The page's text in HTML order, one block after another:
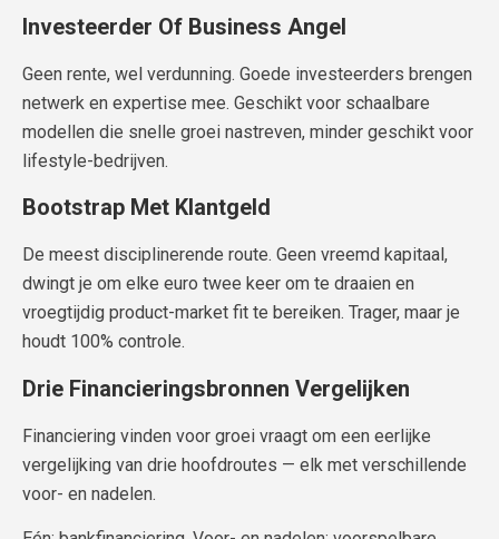
Investeerder Of Business Angel
Geen rente, wel verdunning. Goede investeerders brengen
netwerk en expertise mee. Geschikt voor schaalbare
modellen die snelle groei nastreven, minder geschikt voor
lifestyle-bedrijven.
Bootstrap Met Klantgeld
De meest disciplinerende route. Geen vreemd kapitaal,
dwingt je om elke euro twee keer om te draaien en
vroegtijdig product-market fit te bereiken. Trager, maar je
houdt 100% controle.
Drie Financieringsbronnen Vergelijken
Financiering vinden voor groei vraagt om een eerlijke
vergelijking van drie hoofdroutes — elk met verschillende
voor- en nadelen.